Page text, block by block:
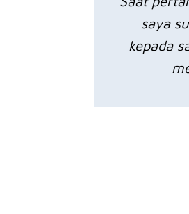
saya
kepada